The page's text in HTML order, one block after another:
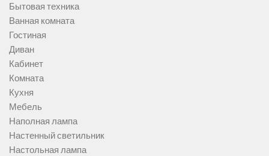
Бытовая техника
Ванная комната
Гостиная
Диван
Кабинет
Комната
Кухня
Мебель
Наполная лампа
Настенный светильник
Настольная лампа